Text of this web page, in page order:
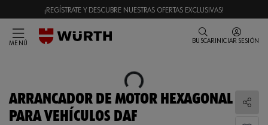
¡REGÍSTRATE Y DESCUBRE NUESTRAS OFERTAS EXCLUSIVAS!
MENÚ BUSCAR INICIAR SESIÓN
Loading...
ARRANCADOR DE MOTOR HEXAGONAL
PARA VEHÍCULOS DAF